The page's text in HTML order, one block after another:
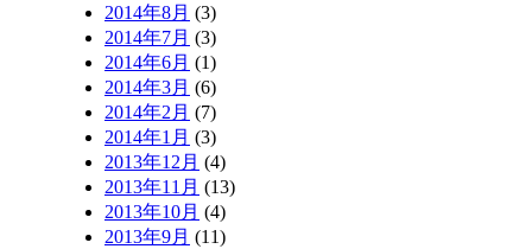
2014年8月 (3)
2014年7月 (3)
2014年6月 (1)
2014年3月 (6)
2014年2月 (7)
2014年1月 (3)
2013年12月 (4)
2013年11月 (13)
2013年10月 (4)
2013年9月 (11)